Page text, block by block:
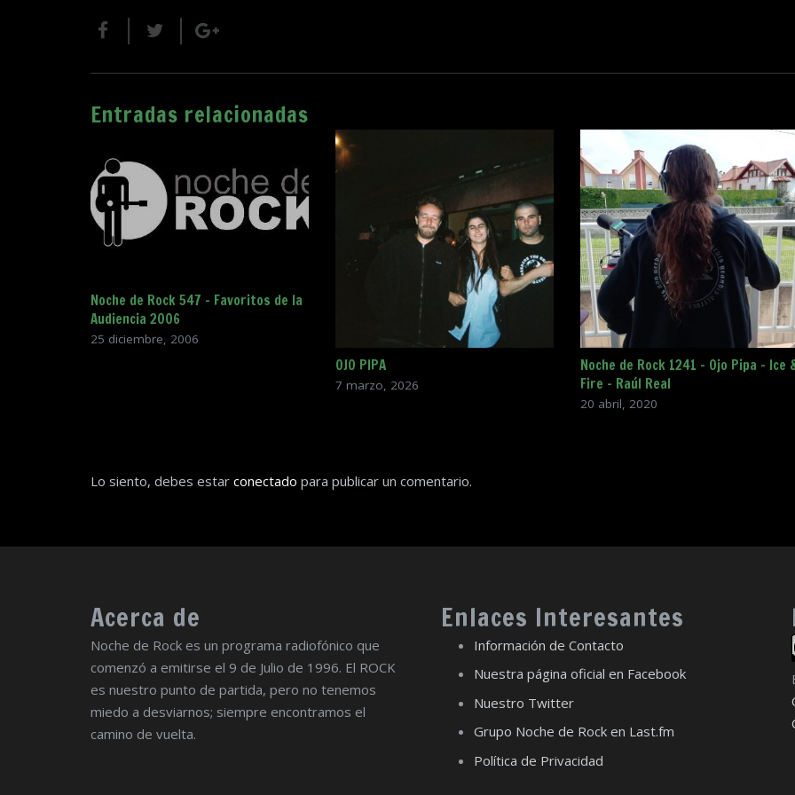
Entradas relacionadas
Noche de Rock 547 – Favoritos de la
Audiencia 2006
25 diciembre, 2006
OJO PIPA
7 marzo, 2026
Noche de Rock 1241 – Ojo Pipa – Ice
Fire – Raúl Real
20 abril, 2020
Lo siento, debes estar conectado para publicar un comentario.
Acerca de
Noche de Rock es un programa radiofónico que
comenzó a emitirse el 9 de Julio de 1996. El ROCK
es nuestro punto de partida, pero no tenemos
miedo a desviarnos; siempre encontramos el
camino de vuelta.
Enlaces Interesantes
Información de Contacto
Nuestra página oficial en Facebook
Nuestro Twitter
Grupo Noche de Rock en Last.fm
Política de Privacidad